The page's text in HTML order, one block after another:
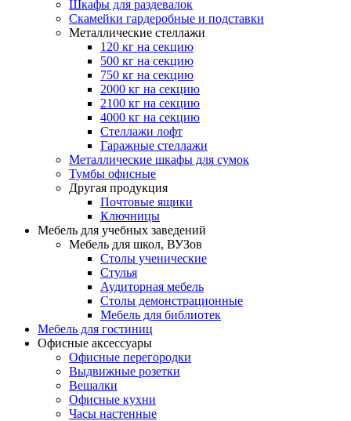
Шкафы для раздевалок
Скамейки гардеробные и подставки
Металлические стеллажи
120 кг на секцию
500 кг на секцию
750 кг на секцию
2000 кг на секцию
2100 кг на секцию
4000 кг на секцию
Стеллажи лофт
Гаражные стеллажи
Металлические шкафы для сумок
Тумбы офисные
Другая продукция
Почтовые ящики
Ключницы
Мебель для учебных заведений
Мебель для школ, ВУЗов
Столы ученические
Стулья
Аудиторная мебель
Столы демонстрационные
Мебель для библиотек
Мебель для гостиниц
Офисные аксессуары
Офисные перегородки
Выдвижные розетки
Вешалки
Офисные кухни
Часы настенные